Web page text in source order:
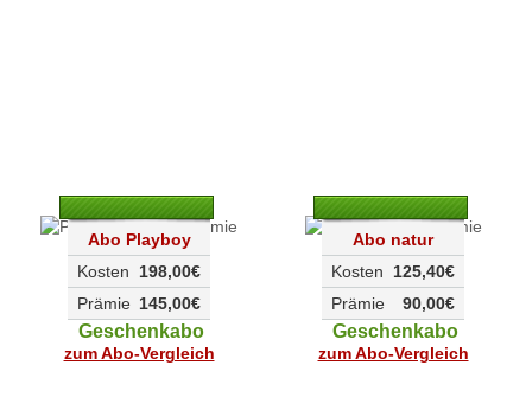
Abo Playboy
198,00€
Kosten
145,00€
Prämie
Geschenkabo
zum Abo-Vergleich
Abo natur
125,40€
Kosten
90,00€
Prämie
Geschenkabo
zum Abo-Vergleich